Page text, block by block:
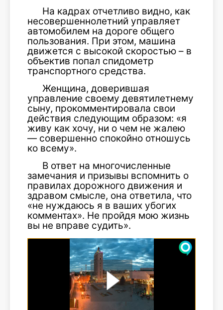
На кадрах отчетливо видно, как
несовершеннолетний управляет
автомобилем на дороге общего
пользования. При этом, машина
движется с высокой скоростью – в
объектив попал спидометр
транспортного средства.
Женщина, доверившая
управление своему девятилетнему
сыну, прокомментировала свои
действия следующим образом: «я
живу как хочу, ни о чем не жалею
— совершенно спокойно отношусь
ко всему».
В ответ на многочисленные
замечания и призывы вспомнить о
правилах дорожного движения и
здравом смысле, она ответила, что
«не нуждаюсь я в ваших убогих
комментах». Не пройдя мою жизнь
вы не вправе судить».